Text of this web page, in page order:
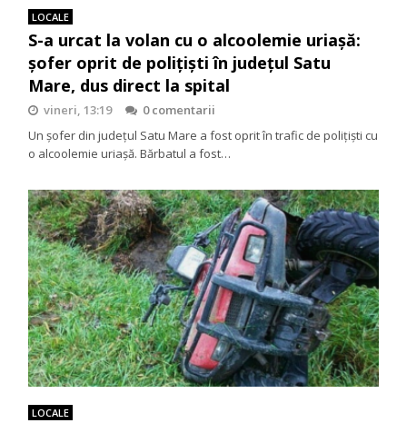
LOCALE
S-a urcat la volan cu o alcoolemie uriașă:
șofer oprit de polițiști în județul Satu
Mare, dus direct la spital
vineri, 13:19
0 comentarii
Un șofer din județul Satu Mare a fost oprit în trafic de polițiști cu
o alcoolemie uriașă. Bărbatul a fost…
LOCALE